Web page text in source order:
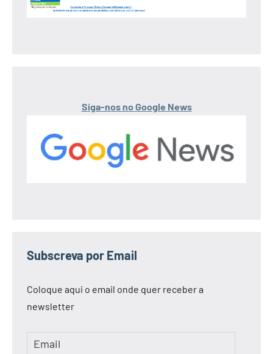
Siga-nos no Google News
Subscreva por Email
Coloque aqui o email onde quer receber a
newsletter
Email